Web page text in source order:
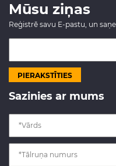
Mūsu ziņas
Reģistrē savu E-pastu, un
Sazinies ar mums